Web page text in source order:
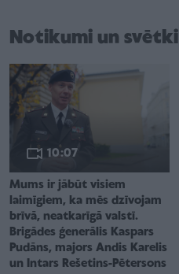
Notikumi un svētki
10:07
Mums ir jābūt visiem
laimīgiem, ka mēs dzīvojam
brīvā, neatkarīgā valstī.
Brigādes ģenerālis Kaspars
Pudāns, majors Andis Karelis
un Intars Rešetins-Pētersons